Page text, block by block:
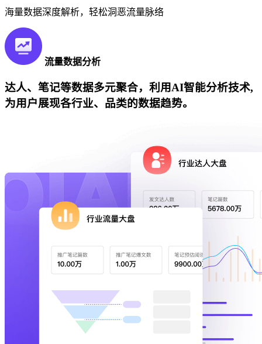
海量数据深度解析，轻松洞恶流量脉络
流量数据分析
达人、笔记等数据多元聚合，利用AI智能分析技术,
为用户展现各行业、品类的数据趋势。